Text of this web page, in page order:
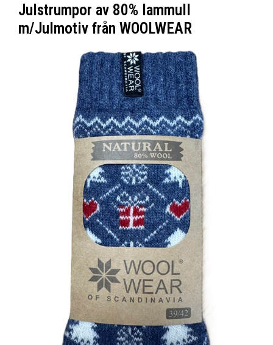
Julstrumpor av 80% lammull
m/Julmotiv från WOOLWEAR